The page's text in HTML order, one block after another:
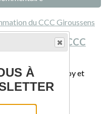
du CCC
– Pascal Geoffroy et
À